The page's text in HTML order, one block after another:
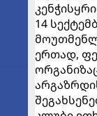
14
ერთად,